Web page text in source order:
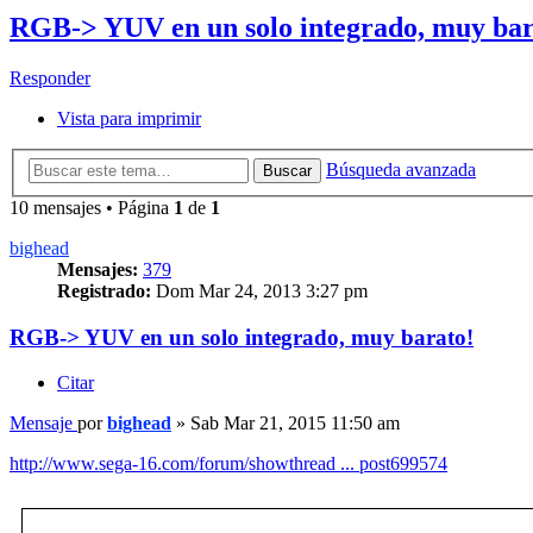
RGB-> YUV en un solo integrado, muy
Responder
Vista para imprimir
Buscar
Búsqueda avanzada
10 mensajes • Página 1 de 1
bighead
Mensajes: 379
Registrado: Dom Mar 24, 2013 3:27 pm
RGB-> YUV en un solo integrado, muy barato!
Citar
Mensaje porbighead » Sab Mar 21, 2015 11:50 am
http://www.sega-16.com/forum/showthread ... post699574